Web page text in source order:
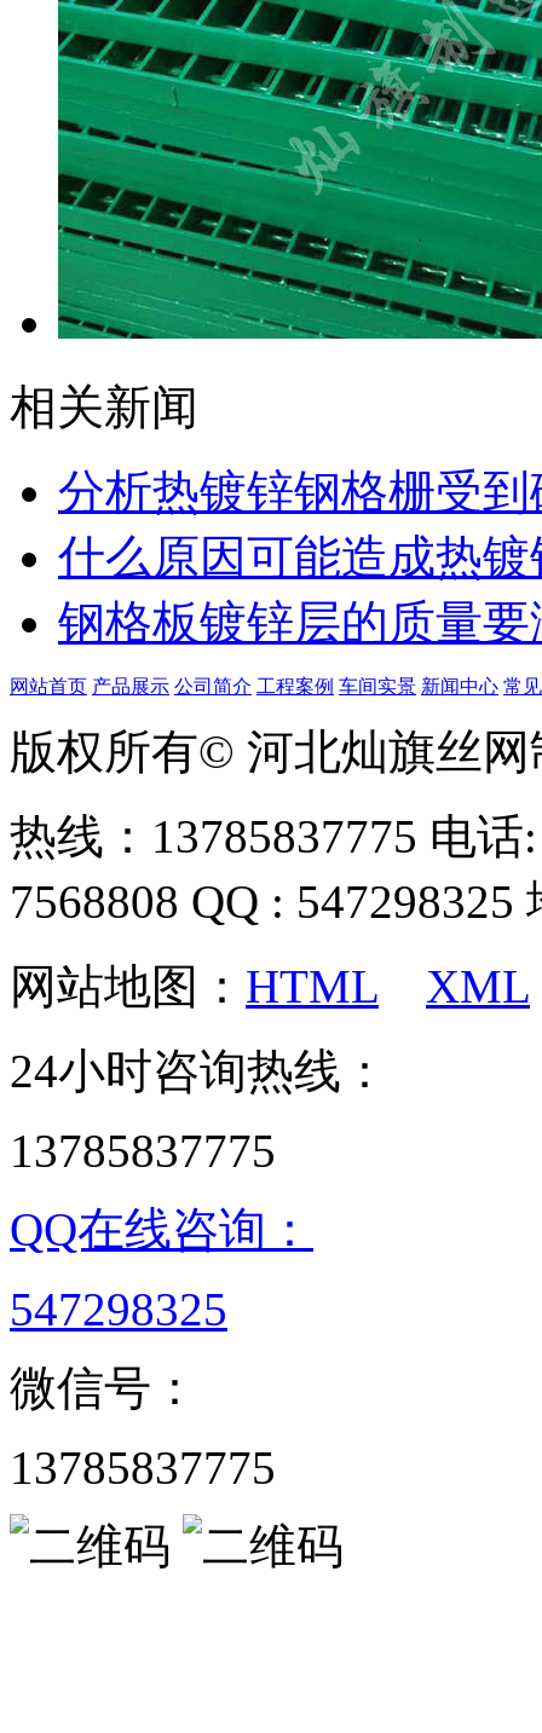
相关新闻
分析热镀锌钢格栅受
什么原因可能造成热
钢格板镀锌层的质量
网站首页 产品展示 公司简介 工程案例 车间实景 新闻中心 常
版权所有© 河北灿旗丝
热线：13785837775 电
7568808 QQ :
网站地图： HTML
XML
24小时咨询热线：
13785837775
QQ在线咨询：
547298325
微信号：
13785837775